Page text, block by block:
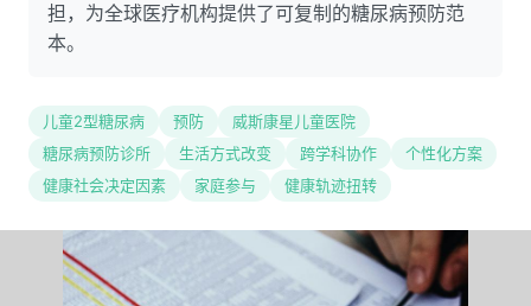
担，为全球医疗机构提供了可复制的糖尿病预防范
本。
儿童2型糖尿病 预防
威斯康星儿童医院
糖尿病预防诊所
生活方式改变 跨学科协作
个性化方案
健康社会决定因素
家庭参与 健康轨迹扭转